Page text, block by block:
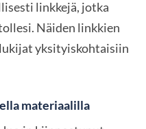
linkkejä, jotka
Näiden linkkien
yksityiskohtaisiin
materiaalilla